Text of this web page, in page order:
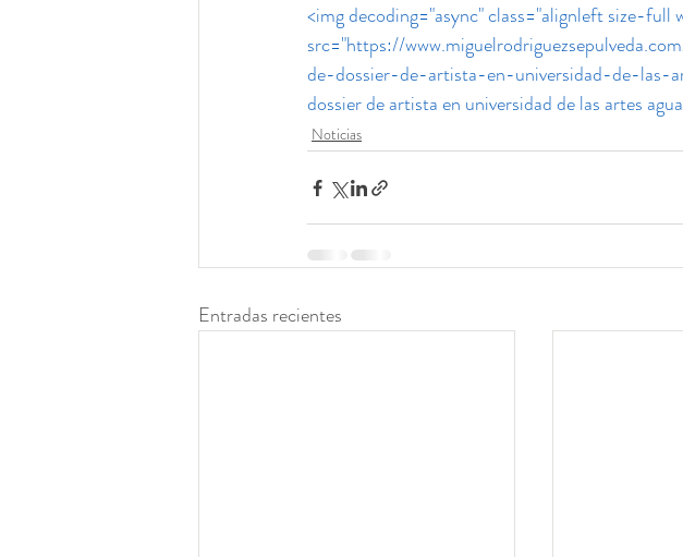
<img decoding="async" class="alignleft size-
src="https://
de-dossier-de-artista-en-universidad-de-las-
dossier de artista en universidad de las artes
Noticias
Entradas recientes